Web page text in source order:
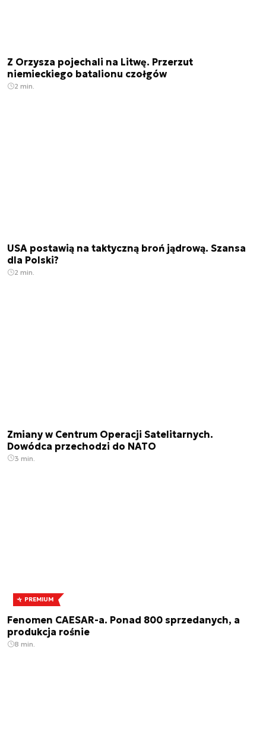
Z Orzysza pojechali na Litwę. Przerzut
niemieckiego batalionu czołgów
2 min.
USA postawią na taktyczną broń jądrową. Szansa
dla Polski?
2 min.
Zmiany w Centrum Operacji Satelitarnych.
Dowódca przechodzi do NATO
3 min.
PREMIUM
Fenomen CAESAR-a. Ponad 800 sprzedanych, a
produkcja rośnie
8 min.